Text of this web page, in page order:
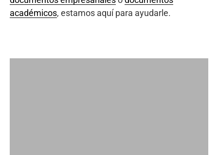
académicos, estamos aquí para ayudarle.